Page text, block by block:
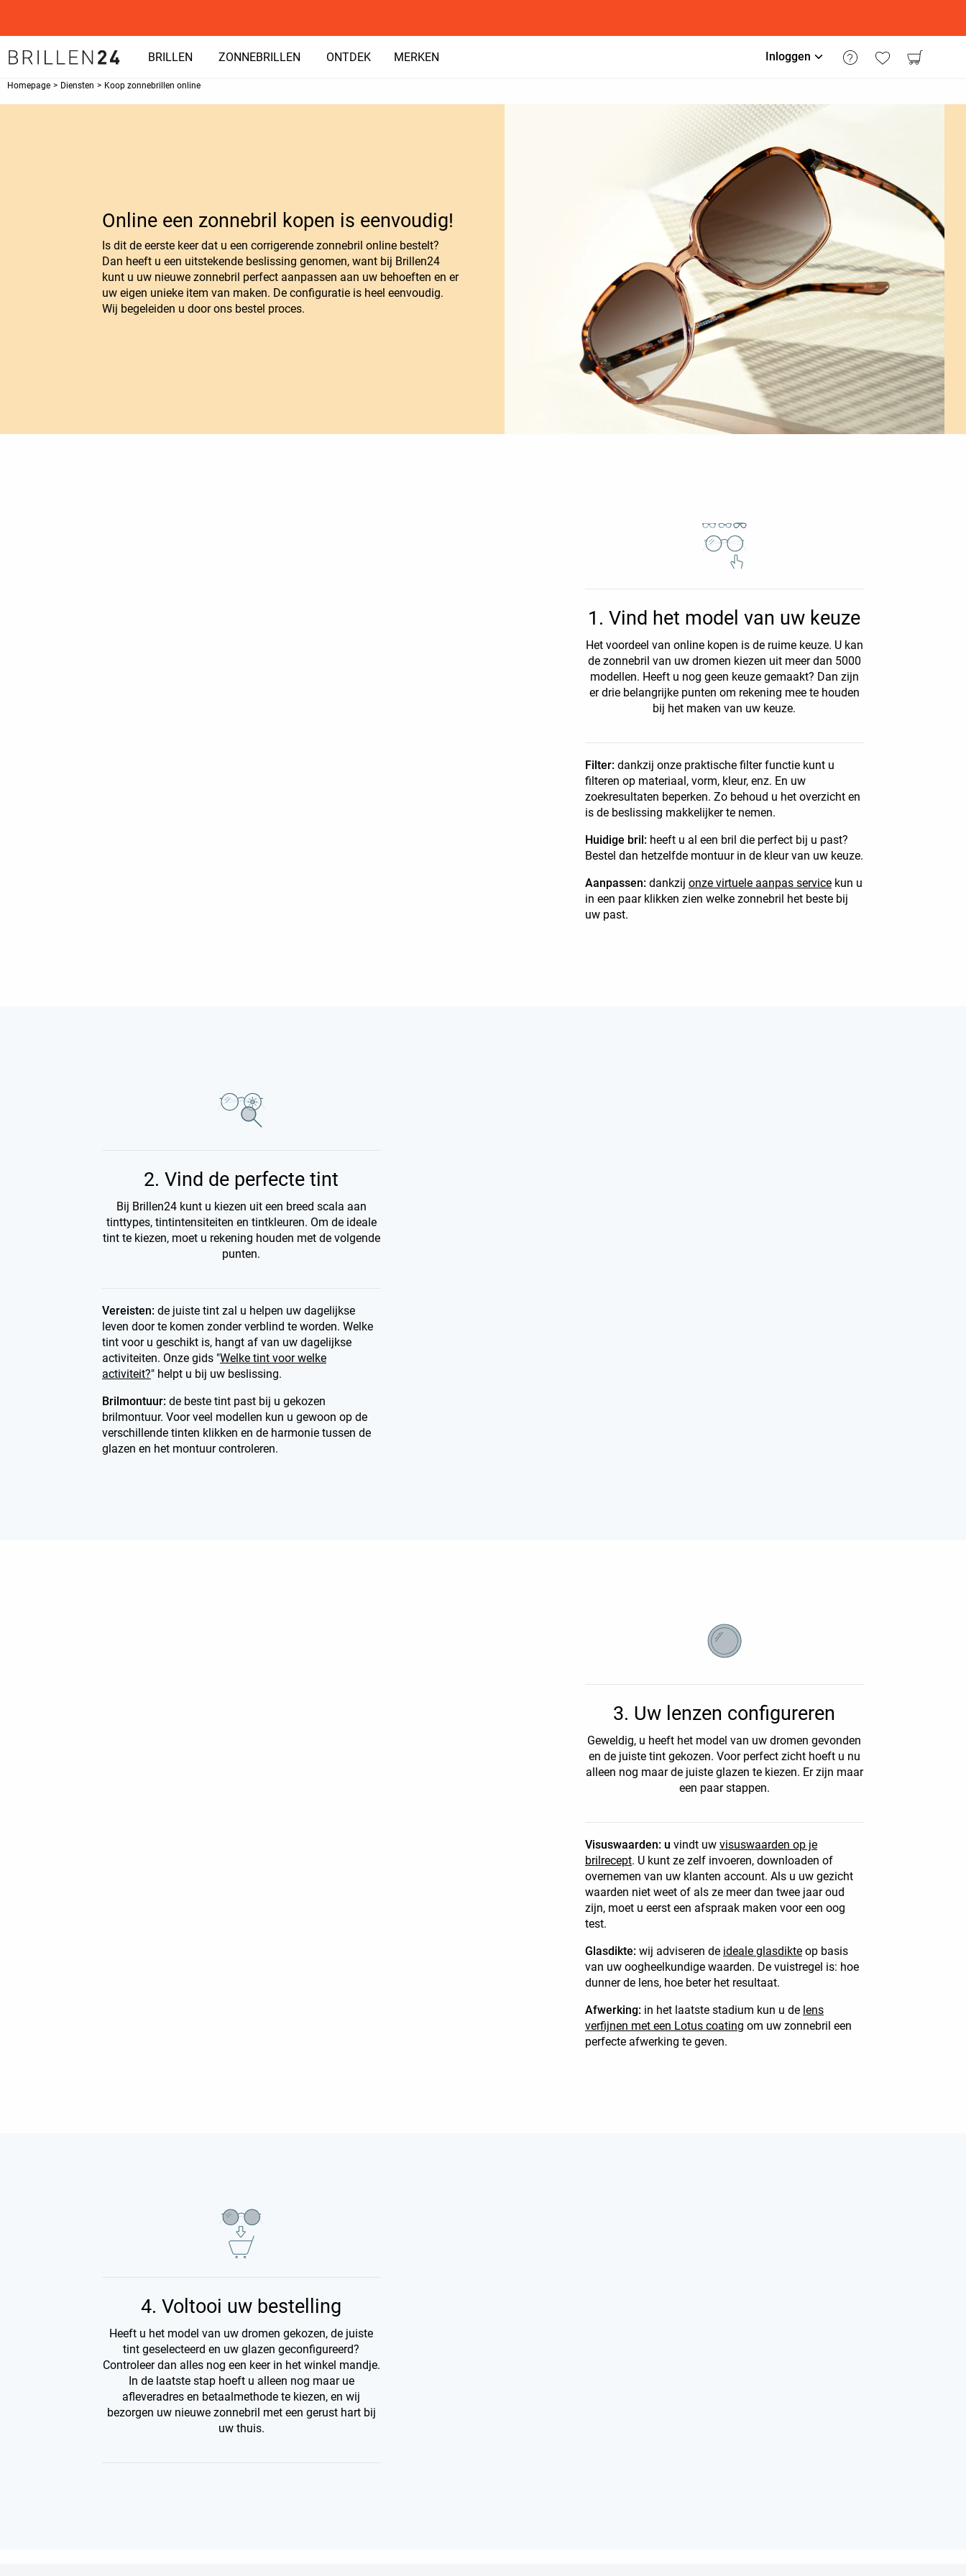
BRILLEN ZONNEBRILLEN ONTDEK MERKEN Inloggen
Homepage > Diensten > Koop zonnebrillen online
Online een zonnebril kopen is eenvoudig!
Is dit de eerste keer dat u een corrigerende zonnebril online bestelt?
Dan heeft u een uitstekende beslissing genomen, want bij Brillen24
kunt u uw nieuwe zonnebril perfect aanpassen aan uw behoeften en er
uw eigen unieke item van maken. De configuratie is heel eenvoudig.
Wij begeleiden u door ons bestel proces.
1. Vind het model van uw keuze
Het voordeel van online kopen is de ruime keuze. U kan
de zonnebril van uw dromen kiezen uit meer dan 5000
modellen. Heeft u nog geen keuze gemaakt? Dan zijn
er drie belangrijke punten om rekening mee te houden
bij het maken van uw keuze.
Filter: dankzij onze praktische filter functie kunt u
filteren op materiaal, vorm, kleur, enz. En uw
zoekresultaten beperken. Zo behoud u het overzicht en
is de beslissing makkelijker te nemen.
Huidige bril: heeft u al een bril die perfect bij u past?
Bestel dan hetzelfde montuur in de kleur van uw keuze.
Aanpassen: dankzij onze virtuele aanpas servicekun u
in een paar klikken zien welke zonnebril het beste bij
uw past.
2. Vind de perfecte tint
Bij Brillen24 kunt u kiezen uit een breed scala aan
tinttypes, tintintensiteiten en tintkleuren. Om de ideale
tint te kiezen, moet u rekening houden met de volgende
punten.
Vereisten: de juiste tint zal u helpen uw dagelijkse
leven door te komen zonder verblind te worden. Welke
tint voor u geschikt is, hangt af van uw dagelijkse
activiteiten. Onze gids "Welke tint voor welke
activiteit?" helpt u bij uw beslissing.
Brilmontuur: de beste tint past bij u gekozen
brilmontuur. Voor veel modellen kun u gewoon op de
verschillende tinten klikken en de harmonie tussen de
glazen en het montuur controleren.
3. Uw lenzen configureren
Geweldig, u heeft het model van uw dromen gevonden
en de juiste tint gekozen. Voor perfect zicht hoeft u nu
alleen nog maar de juiste glazen te kiezen. Er zijn maar
een paar stappen.
Visuswaarden: u vindt uw visuswaarden op je
brilrecept. U kunt ze zelf invoeren, downloaden of
overnemen van uw klanten account. Als u uw gezicht
waarden niet weet of als ze meer dan twee jaar oud
zijn, moet u eerst een afspraak maken voor een oog
test.
Glasdikte: wij adviseren de ideale glasdikteop basis
van uw oogheelkundige waarden. De vuistregel is: hoe
dunner de lens, hoe beter het resultaat.
Afwerking: in het laatste stadium kun u de lens
verfijnen met een Lotus coating om uw zonnebril een
perfecte afwerking te geven.
4. Voltooi uw bestelling
Heeft u het model van uw dromen gekozen, de juiste
tint geselecteerd en uw glazen geconfigureerd?
Controleer dan alles nog een keer in het winkel mandje.
In de laatste stap hoeft u alleen nog maar ue
afleveradres en betaalmethode te kiezen, en wij
bezorgen uw nieuwe zonnebril met een gerust hart bij
uw thuis.